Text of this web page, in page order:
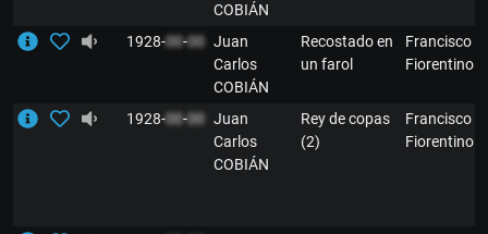
COBIÁN
1928-00-00 Juan
Carlos
COBIÁN
Recostado en
un farol
Francisco
Fiorentino
1928-00-00 Juan
Carlos
COBIÁN
Rey de copas
(2)
Francisco
Fiorentino